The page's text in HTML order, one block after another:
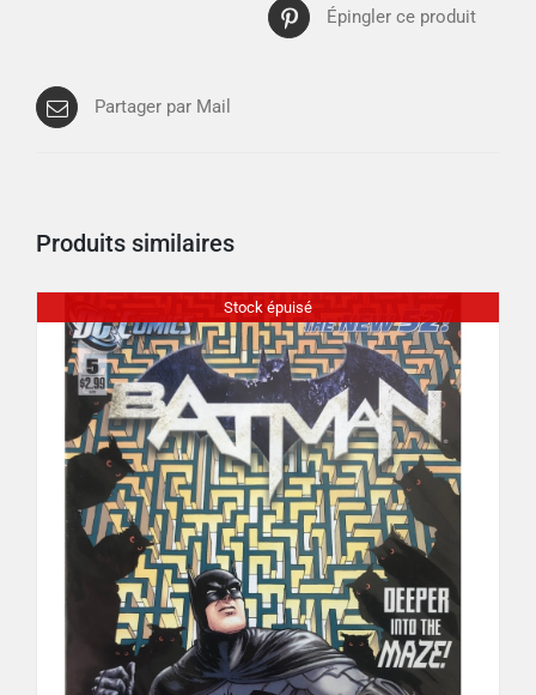
Épingler ce produit
Partager par Mail
Produits similaires
Stock épuisé